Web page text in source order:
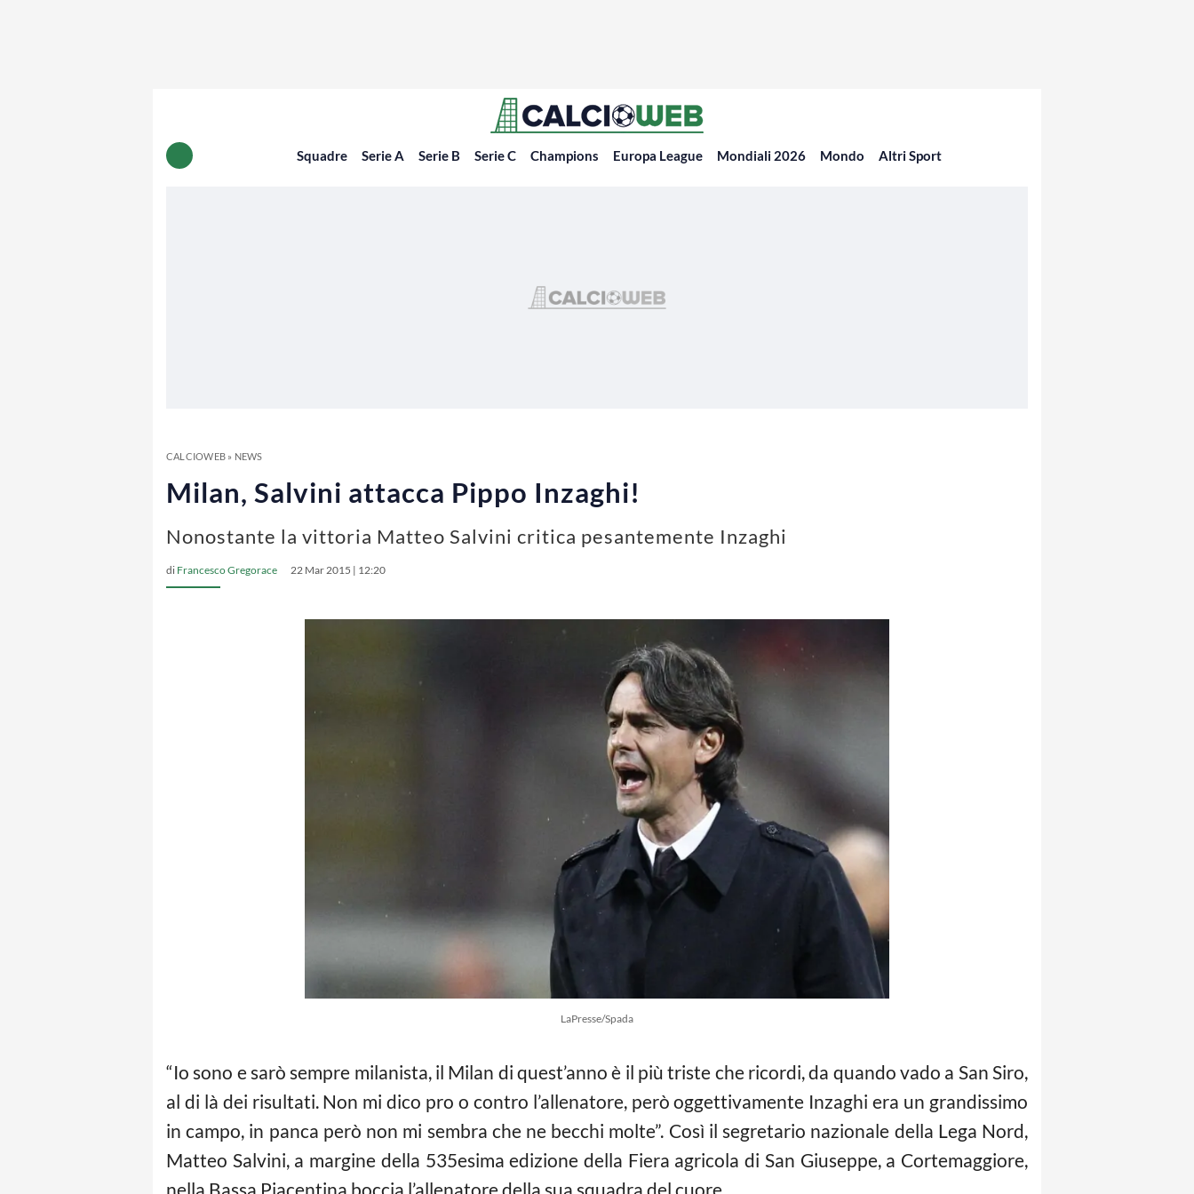
Squadre Serie A Serie B Serie C Champions Europa League Mondiali 2026 Mondo Altri Sport
CALCIOWEB» NEWS
Milan, Salvini attacca Pippo Inzaghi!
Nonostante la vittoria Matteo Salvini critica pesantemente Inzaghi
di Francesco Gregorace 22 Mar 2015 | 12:20
LaPresse/Spada
“Io sono e sarò sempre milanista, il Milan di quest’anno è il più triste che ricordi, da quando vado a San Siro,
al di là dei risultati. Non mi dico pro o contro l’allenatore, però oggettivamente Inzaghi era un grandissimo
in campo, in panca però non mi sembra che ne becchi molte”. Così il segretario nazionale della Lega Nord,
Matteo Salvini, a margine della 535esima edizione della Fiera agricola di San Giuseppe, a Cortemaggiore,
nella Bassa Piacentina boccia l’allenatore della sua squadra del cuore.